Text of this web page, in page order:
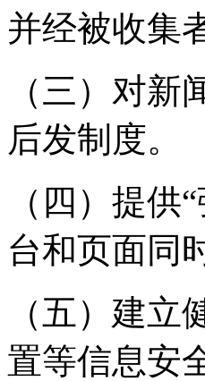
并经被收集
（三）对
后发制度。
（四）提
台和页面同
（五）建
置等信息安